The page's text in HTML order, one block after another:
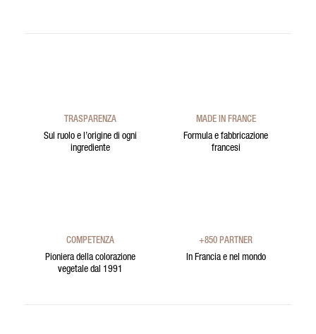
TRASPARENZA
Sul ruolo e l’origine di ogni
ingrediente
MADE IN FRANCE
Formula e fabbricazione
francesi
COMPETENZA
Pioniera della colorazione
vegetale dal 1991
+850 PARTNER
In Francia e nel mondo